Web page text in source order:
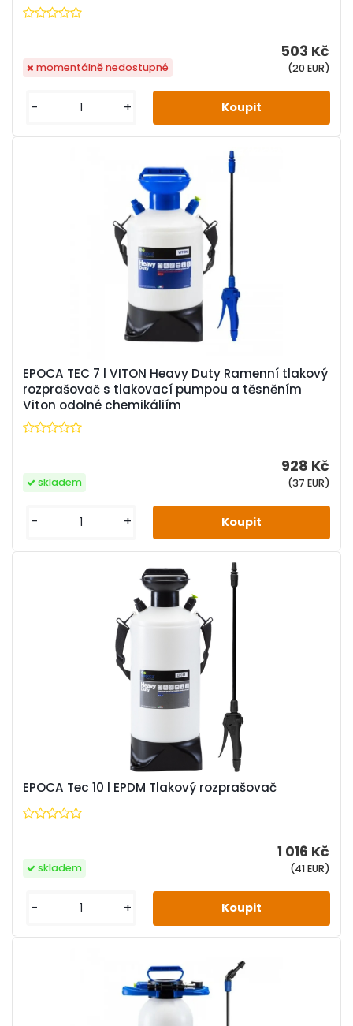
503 Kč
(20 EUR)
momentálně nedostupné
- +
EPOCA TEC 7 l VITON Heavy Duty Ramenní tlakový
rozprašovač s tlakovací pumpou a těsněním
Viton odolné chemikáliím
928 Kč
(37 EUR)
skladem
- +
EPOCA Tec 10 l EPDM Tlakový rozprašovač
1 016 Kč
(41 EUR)
skladem
- +